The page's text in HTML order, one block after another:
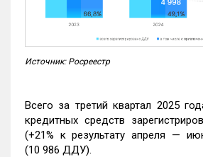
Источник: Росреестр
Всего за третий квартал 2025
кредитных средств
(+21% к результату апреля —
(10 986 ДДУ).